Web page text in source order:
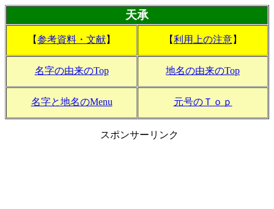
天承
【参考資料・文献】 【利用上の注意】
名字の由来のTop 地名の由来のTop
名字と地名のMenu 元号のＴｏｐ
スポンサーリンク